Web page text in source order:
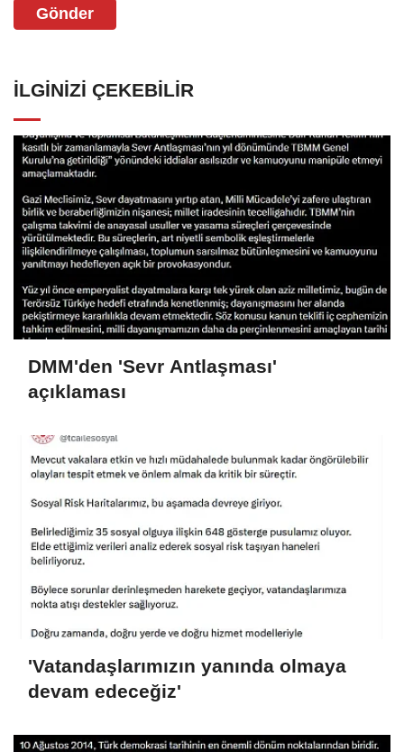
Gönder
İLGINIZI ÇEKEBILIR
DMM'den 'Sevr Antlaşması'
açıklaması
'Vatandaşlarımızın yanında olmaya
devam edeceğiz'